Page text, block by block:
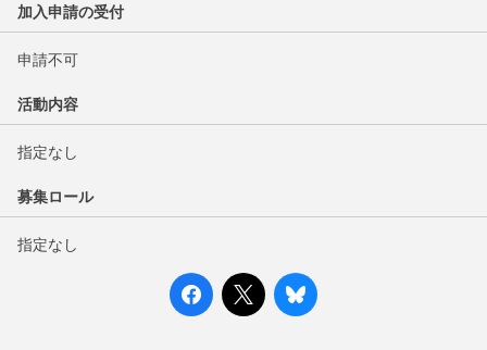
加入申請の受付
申請不可
活動内容
指定なし
募集ロール
指定なし